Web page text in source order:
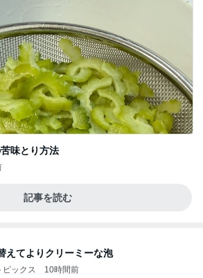
味とり方法
記事を読む
えてよりクリーミーな泡
ピックス 10時間前